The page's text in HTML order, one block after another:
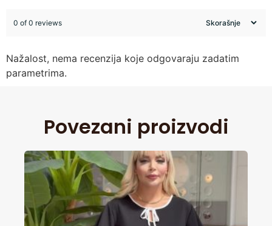
0 of 0 reviews
Nažalost, nema recenzija koje odgovaraju zadatim
parametrima.
Povezani proizvodi